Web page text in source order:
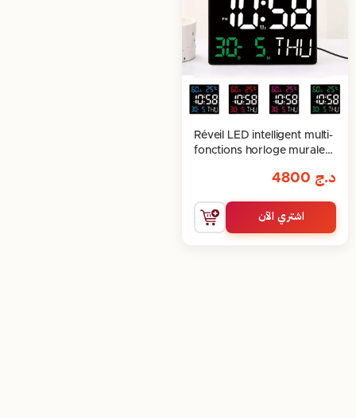
Réveil LED intelligent multi-
fonctions horloge murale
د.ج
اشتري الآن